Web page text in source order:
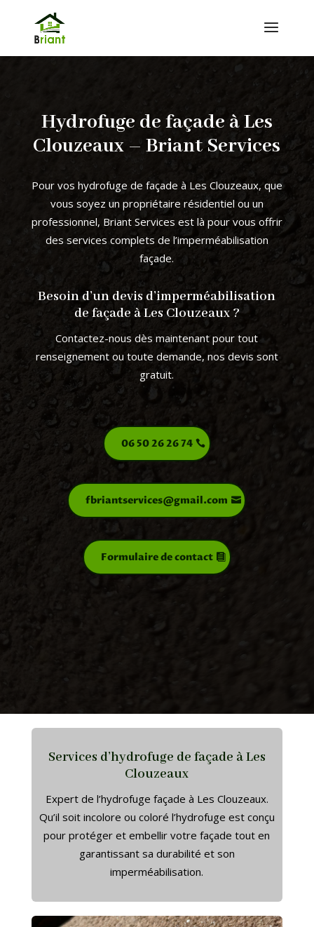
Hydrofuge de façade à Les
Clouzeaux – Briant Services
Pour vos hydrofuge de façade à Les Clouzeaux, que
vous soyez un propriétaire résidentiel ou un
professionnel, Briant Services est là pour vous offrir
des services complets de l’imperméabilisation
façade.
Besoin d’un devis d’imperméabilisation
de façade à Les Clouzeaux ?
Contactez-nous dès maintenant pour tout
renseignement ou toute demande, nos devis sont
gratuit.
06 50 26 26 74
fbriantservices@gmail.com
Formulaire de contact
Services d’hydrofuge de façade à Les
Clouzeaux
Expert de l’hydrofuge façade à Les Clouzeaux.
Qu’il soit incolore ou coloré l’hydrofuge est conçu
pour protéger et embellir votre façade tout en
garantissant sa durabilité et son
imperméabilisation.